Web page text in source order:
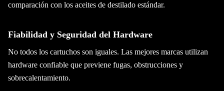
comparación con los aceites de destilado estándar.
Fiabilidad y Seguridad del Hardware
No todos los cartuchos son iguales. Las mejores marcas utilizan
hardware confiable que previene fugas, obstrucciones y
sobrecalentamiento.